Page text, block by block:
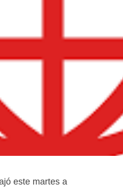
este martes a